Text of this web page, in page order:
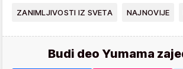
ZANIMLJIVOSTI IZ SVETA NAJNOVIJE
Budi deo Yumama